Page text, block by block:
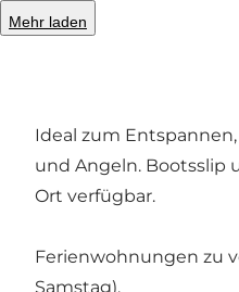
Mehr laden
Ideal zum
und Angeln. Bootsslip
Ort verfügbar.
Ferienwohnungen zu
Samstag).